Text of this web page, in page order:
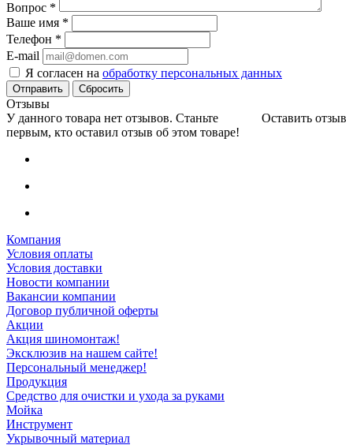
Вопрос *
Ваше имя *
Телефон *
E-mail
Я согласен на обработку персональных данных
Сбросить
Отзывы
Оставить отзыв
У данного товара нет отзывов. Станьте
первым, кто оставил отзыв об этом товаре!
Компания
Условия оплаты
Условия доставки
Новости компании
Вакансии компании
Договор публичной оферты
Акции
Акция шиномонтаж!
Эксклюзив на нашем сайте!
Персональный менеджер!
Продукция
Средство для очистки и ухода за руками
Мойка
Инструмент
Укрывочный материал